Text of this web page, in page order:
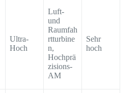
Ultra-
Hoch
Luft-
und
Raumfah
rtturbine
n,
Hochprä
zisions-
AM
Sehr
hoch